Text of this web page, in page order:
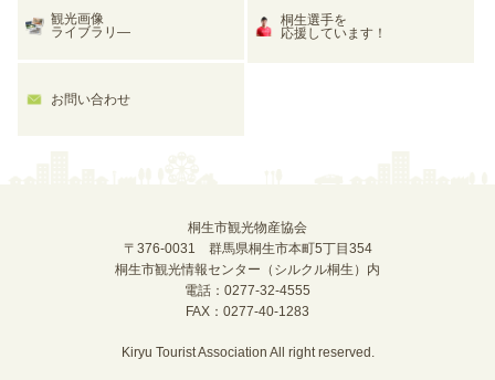
観光画像
ライブラリ―
桐生選手を
応援しています！
お問い合わせ
桐生市観光物産協会
〒376-0031 群馬県桐生市本町5丁目354
桐生市観光情報センター（シルクル桐生）内
電話：0277-32-4555
FAX：0277-40-1283
Kiryu Tourist Association All right reserved.